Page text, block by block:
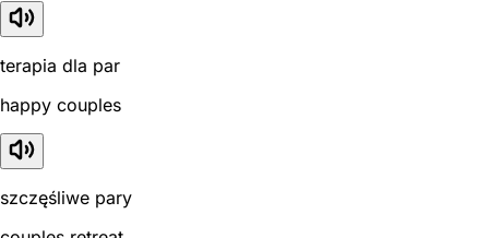
terapia dla par
happy couples
szczęśliwe pary